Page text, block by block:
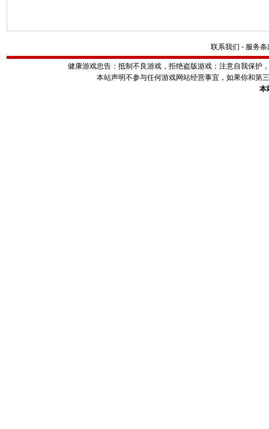
联系我们 - 服务条
健康游戏忠告：抵制不良游戏，拒绝盗版游戏；注意自我保护
本站声明不参与任何游戏网站经营事宜，如果你和第
本